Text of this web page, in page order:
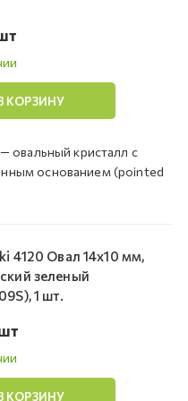
КОРЗИНУ
овальный кристалл с
основанием (pointed
4120 Овал 14х10 мм,
зеленый
1 шт.
КОРЗИНУ